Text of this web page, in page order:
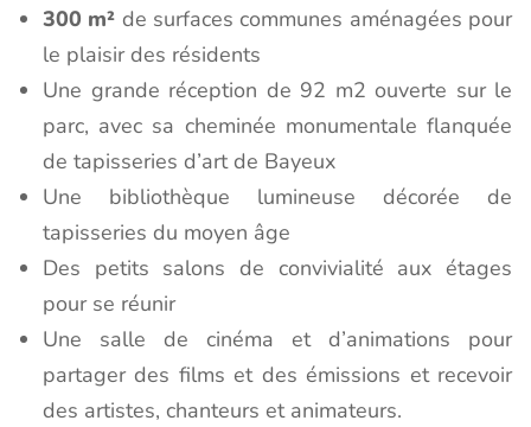
300 m² de surfaces communes aménagées pour
le plaisir des résidents
Une grande réception de 92 m2 ouverte sur le
parc, avec sa cheminée monumentale flanquée
de tapisseries d’art de Bayeux
Une bibliothèque lumineuse décorée de
tapisseries du moyen âge
Des petits salons de convivialité aux étages
pour se réunir
Une salle de cinéma et d’animations pour
partager des films et des émissions et recevoir
des artistes, chanteurs et animateurs.